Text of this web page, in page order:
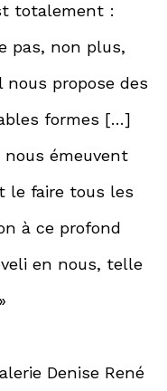
totalement :
pas, non plus,
propose des
formes […]
émeuvent
le faire tous les
à ce profond
en nous, telle
Denise René